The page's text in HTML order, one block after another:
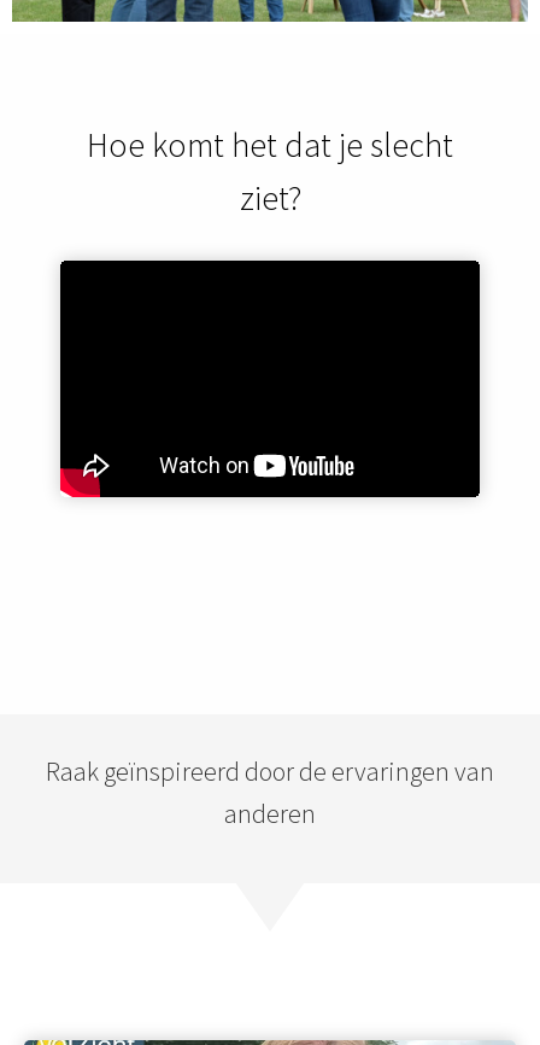
Hoe komt het dat je slecht
ziet?
Raak geïnspireerd door de ervaringen van
anderen